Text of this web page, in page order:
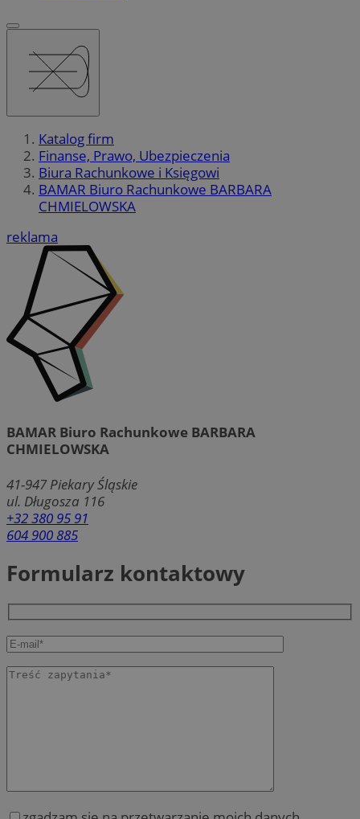
Katalog firm
Finanse, Prawo, Ubezpieczenia
Biura Rachunkowe i Księgowi
BAMAR Biuro Rachunkowe BARBARA
CHMIELOWSKA
reklama
BAMAR Biuro Rachunkowe BARBARA
CHMIELOWSKA
41-947 Piekary Śląskie
ul. Długosza 116
+32 380 95 91
604 900 885
Formularz kontaktowy